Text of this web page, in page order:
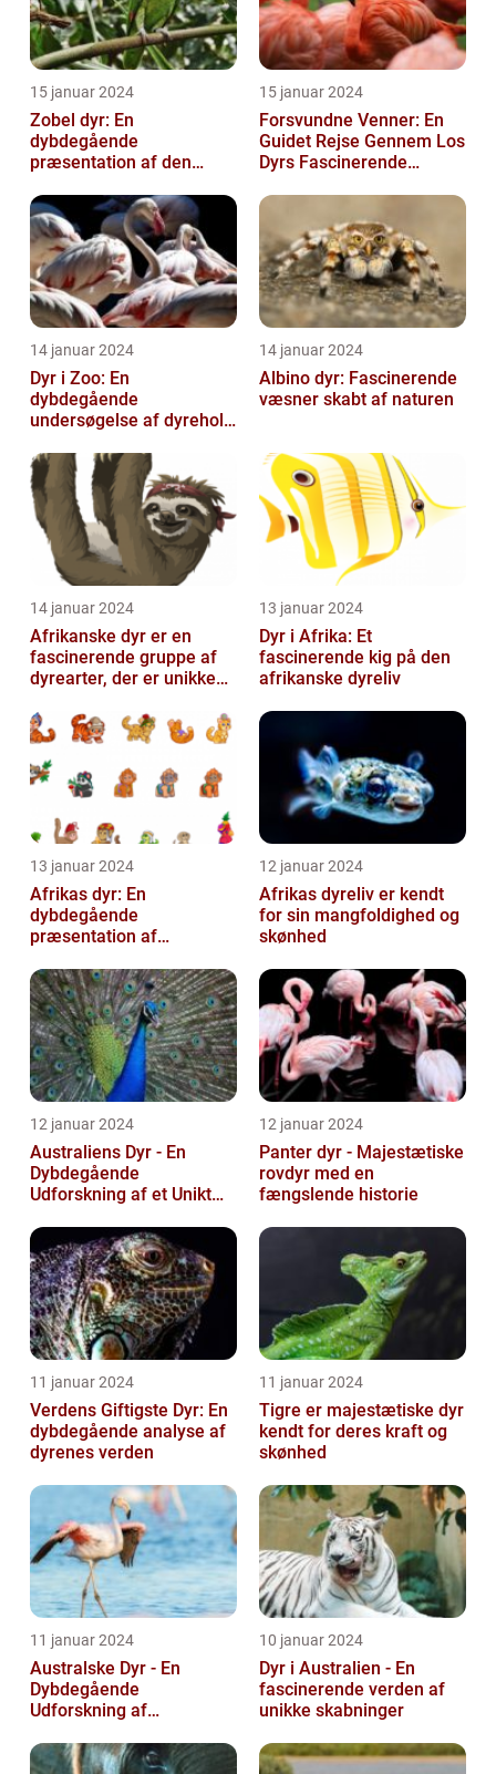
15 januar 2024
Zobel dyr: En
dybdegående
præsentation af den
15 januar 2024
Forsvundne Venner: En
Guidet Rejse Gennem Los
Dyrs Fascinerende
14 januar 2024
Dyr i Zoo: En
dybdegående
undersøgelse af dyrehold
14 januar 2024
Albino dyr: Fascinerende
væsner skabt af naturen
14 januar 2024
Afrikanske dyr er en
fascinerende gruppe af
dyrearter, der er unikke
kontinent
13 januar 2024
Dyr i Afrika: Et
fascinerende kig på den
afrikanske dyreliv
13 januar 2024
Afrikas dyr: En
dybdegående
præsentation af
dyreliv
12 januar 2024
Afrikas dyreliv er kendt
for sin mangfoldighed og
skønhed
12 januar 2024
Australiens Dyr - En
Dybdegående
Udforskning af et Unikt
12 januar 2024
Panter dyr - Majestætiske
rovdyr med en
fængslende historie
11 januar 2024
Verdens Giftigste Dyr: En
dybdegående analyse af
dyrenes verden
11 januar 2024
Tigre er majestætiske dyr
kendt for deres kraft og
skønhed
11 januar 2024
Australske Dyr - En
Dybdegående
Udforskning af
10 januar 2024
Dyr i Australien - En
fascinerende verden af
unikke skabninger